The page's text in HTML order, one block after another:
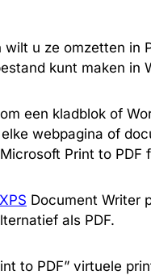
u ze omzetten in
kunt maken in
een kladblok of
webpagina of
Print to PDF
XPS Document Writer
als PDF.
to PDF” virtuele